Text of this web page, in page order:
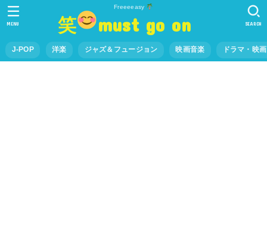
Freeeeasy
笑 must go on
J-POP 洋楽 ジャズ＆フュージョン 映画音楽 ドラマ・映
SEARCH
MENU